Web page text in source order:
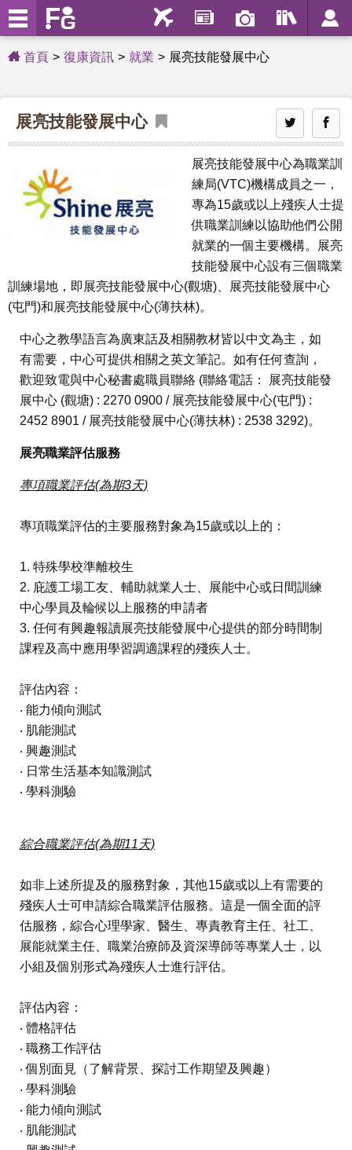
首頁 復康資訊 就業 展亮技能發展中心
展亮技能發展中心
展亮技能發展中心為職業訓
練局(VTC)機構成員之一，
專為15歲或以上殘疾人士提
供職業訓練以協助他們公開
就業的一個主要機構。展亮
技能發展中心設有三個職業
訓練場地，即展亮技能發展中心(觀塘)、展亮技能發展中心
(屯門)和展亮技能發展中心(薄扶林)。
中心之教學語言為廣東話及相關教材皆以中文為主，如
有需要，中心可提供相關之英文筆記。如有任何查詢，
歡迎致電與中心秘書處職員聯絡 (聯絡電話： 展亮技能發
展中心 (觀塘) : 2270 0900 / 展亮技能發展中心(屯門) :
2452 8901 / 展亮技能發展中心(薄扶林) : 2538 3292)。
展亮職業評估服務
專項職業評估(為期3天)
專項職業評估的主要服務對象為15歲或以上的：
1. 特殊學校準離校生
2. 庇護工場工友、輔助就業人士、展能中心或日間訓練
中心學員及輪候以上服務的申請者
3. 任何有興趣報讀展亮技能發展中心提供的部分時間制
課程及高中應用學習調適課程的殘疾人士。
評估內容：
‧ 能力傾向測試
‧ 肌能測試
‧ 興趣測試
‧ 日常生活基本知識測試
‧ 學科測驗
綜合職業評估(為期11天)
如非上述所提及的服務對象，其他15歲或以上有需要的
殘疾人士可申請綜合職業評估服務。這是一個全面的評
估服務，綜合心理學家、醫生、專責教育主任、社工、
展能就業主任、職業治療師及資深導師等專業人士，以
小組及個別形式為殘疾人士進行評估。
評估內容：
‧ 體格評估
‧ 職務工作評估
‧ 個別面見（了解背景、探討工作期望及興趣）
‧ 學科測驗
‧ 能力傾向測試
‧ 肌能測試